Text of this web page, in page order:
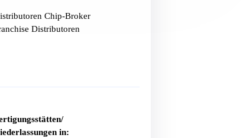
Chip-Broker
Distributoren
in: